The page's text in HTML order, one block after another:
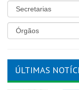
ÚLTIMAS